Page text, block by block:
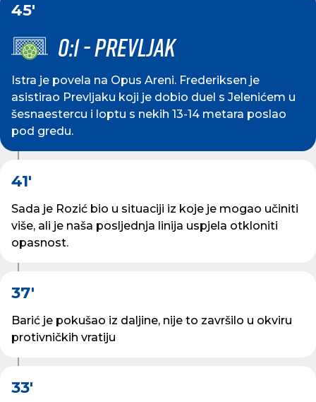
45'
0:1 - PREVLJAK
Istra je povela na Opus Areni. Frederiksen je
asistirao Prevljaku koji je dobio duel s Jelenićem u
šesnaestercu i loptu s nekih 13-14 metara poslao
pod gredu.
41'
Sada je Rozić bio u situaciji iz koje je mogao učiniti
više, ali je naša posljednja linija uspjela otkloniti
opasnost.
37'
Barić je pokušao iz daljine, nije to završilo u okviru
protivničkih vratiju
33'